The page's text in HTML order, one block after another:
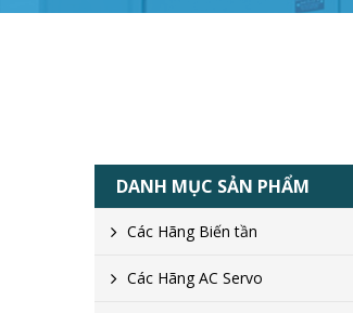
DANH MỤC SẢN PHẨM
Các Hãng Biến tần
Các Hãng AC Servo